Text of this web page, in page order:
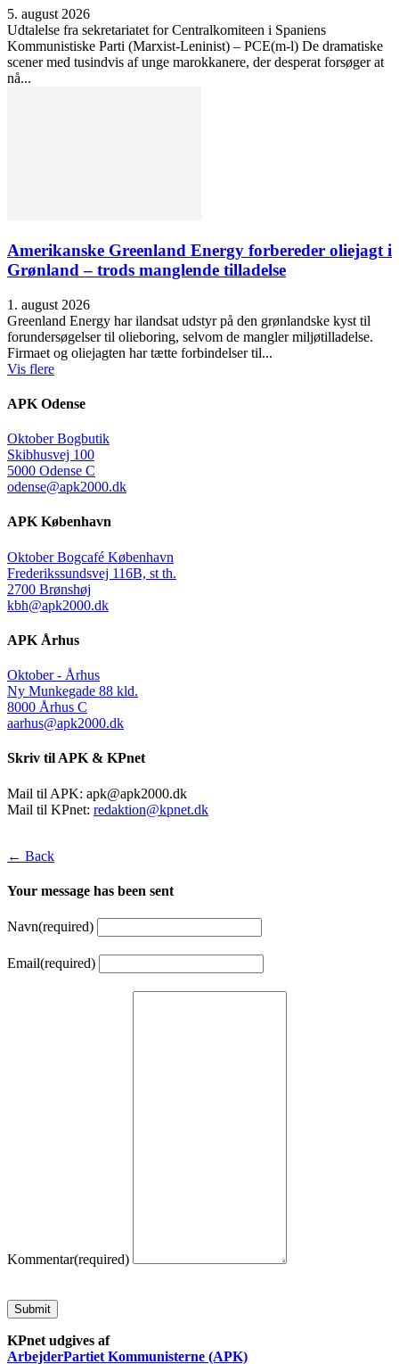
5. august 2026
Udtalelse fra sekretariatet for Centralkomiteen i Spaniens
Kommunistiske Parti (Marxist-Leninist) – PCE(m-l) De dramatiske
scener med tusindvis af unge marokkanere, der desperat forsøger at
nå...
Amerikanske Greenland Energy forbereder oliejagt i
Grønland – trods manglende tilladelse
1. august 2026
Greenland Energy har ilandsat udstyr på den grønlandske kyst til
forundersøgelser til olieboring, selvom de mangler miljøtilladelse.
Firmaet og oliejagten har tætte forbindelser til...
Vis flere
APK Odense
Oktober Bogbutik
Skibhusvej 100
5000 Odense C
odense@apk2000.dk
APK København
Oktober Bogcafé København
Frederikssundsvej 116B, st th.
2700 Brønshøj
kbh@apk2000.dk
APK Århus
Oktober - Århus
Ny Munkegade 88 kld.
8000 Århus C
aarhus@apk2000.dk
Skriv til APK & KPnet
Mail til APK: apk@apk2000.dk
Mail til KPnet: redaktion@kpnet.dk
← Back
Your message has been sent
Navn(required)
Email(required)
Kommentar(required)
Submit
KPnet udgives af
ArbejderPartiet Kommunisterne (APK)